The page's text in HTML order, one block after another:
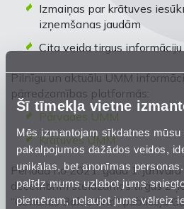
Šī tīmekļa vietne
Mēs izmantojam sīkdatnes
pakalpojumos dažādos veidos,
unikālas, bet anonīmas
palīdz mums uzlabot jums
piemēram, neļaujot jums vēlreiz
Izmaiņas par krātuves
izņemšanas jaudām
Cita veida tirgus informāciju
Pilnīgu un aktuālu UMM
pārredzamības platformās:
Pārvades UMM
Krātuves UMM
Periodā no 2021. gada 1.
decembrim steidzamos tirgus
“Conexus Baltic Grid” publicēja